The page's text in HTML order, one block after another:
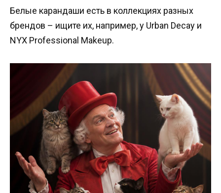
Белые карандаши есть в коллекциях разных
брендов – ищите их, например, у Urban Decay и
NYX Professional Makeup.